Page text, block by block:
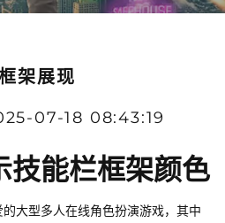
架展现
07-18 08:43:19
技能栏框架颜色
大型多人在线角色扮演游戏，其中